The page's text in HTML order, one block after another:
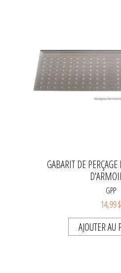
GABARIT DE
GPP
14,99 $
AJOUTER AU